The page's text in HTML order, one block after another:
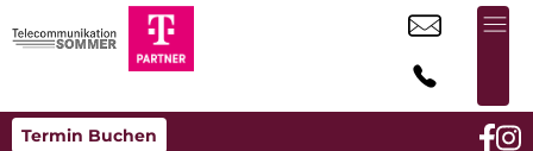
Termin Buchen